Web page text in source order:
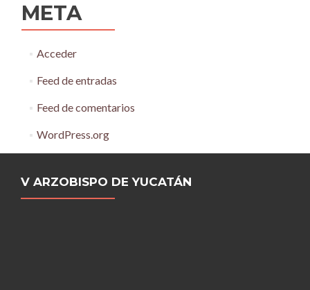
META
Acceder
Feed de entradas
Feed de comentarios
WordPress.org
V ARZOBISPO DE YUCATÁN